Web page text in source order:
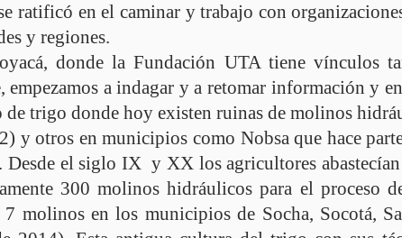
ratificó en el caminar y trabajo con
y regiones.
donde la Fundación UTA tiene vínculos
empezamos a indagar y a retomar información y
trigo donde hoy existen ruinas de molinos
y otros en municipios como Nobsa que hace
el siglo IX y XX los agricultores
300 molinos hidráulicos para el proceso
molinos en los municipios de Socha, Socotá,